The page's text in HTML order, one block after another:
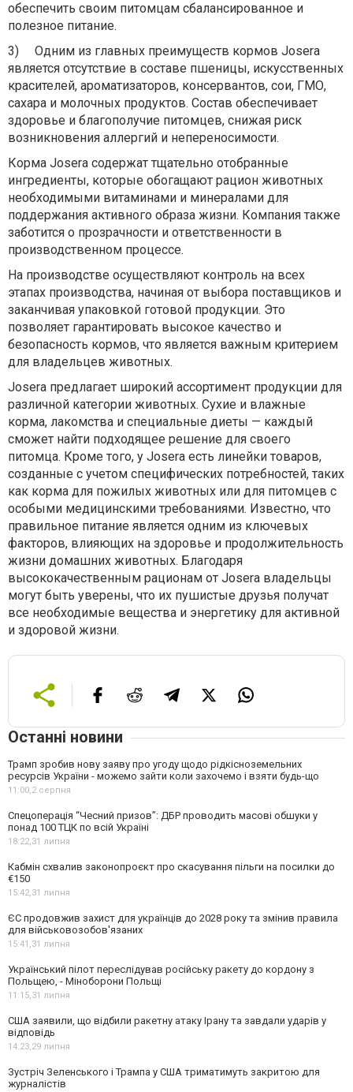
обеспечить своим питомцам сбалансированное и
полезное питание.
3)
Одним из главных преимуществ кормов Josera
является отсутствие в составе пшеницы, искусственных
красителей, ароматизаторов, консервантов, сои, ГМО,
сахара и молочных продуктов. Состав обеспечивает
здоровье и благополучие питомцев, снижая риск
возникновения аллергий и непереносимости.
Корма Josera содержат тщательно отобранные
ингредиенты, которые обогащают рацион животных
необходимыми витаминами и минералами для
поддержания активного образа жизни. Компания также
заботится о прозрачности и ответственности в
производственном процессе.
На производстве осуществляют контроль на всех
этапах производства, начиная от выбора поставщиков и
заканчивая упаковкой готовой продукции. Это
позволяет гарантировать высокое качество и
безопасность кормов, что является важным критерием
для владельцев животных.
Josera предлагает широкий ассортимент продукции для
различной категории животных. Сухие и влажные
корма, лакомства и специальные диеты — каждый
сможет найти подходящее решение для своего
питомца. Кроме того, у Josera есть линейки товаров,
созданные с учетом специфических потребностей, таких
как корма для пожилых животных или для питомцев с
особыми медицинскими требованиями. Известно, что
правильное питание является одним из ключевых
факторов, влияющих на здоровье и продолжительность
жизни домашних животных. Благодаря
высококачественным рационам от Josera владельцы
могут быть уверены, что их пушистые друзья получат
все необходимые вещества и энергетику для активной
и здоровой жизни.
Останні новини
Трамп зробив нову заяву про угоду щодо рідкісноземельних
ресурсів України - можемо зайти коли захочемо і взяти будь-що
11:00,2 серпня
Спецоперація “Чесний призов”: ДБР проводить масові обшуки у
понад 100 ТЦК по всій Україні
18:22,31 липня
Кабмін схвалив законопроєкт про скасування пільги на посилки до
€150
15:42,31 липня
ЄС продовжив захист для українців до 2028 року та змінив правила
для військовозобов'язаних
15:41,31 липня
Український пілот переслідував російську ракету до кордону з
Польщею, - Міноборони Польщі
11:15,31 липня
США заявили, що відбили ракетну атаку Ірану та завдали ударів у
відповідь
14:23,29 липня
Зустріч Зеленського і Трампа у США триматимуть закритою для
журналістів